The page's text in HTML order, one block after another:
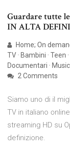
Guardare tutte
IN ALTA
Home; On
TV · Bambini · Teen
Documentari ·
2 Comments
Siamo uno di il
TV in italiano
streaming HD su
definizione.